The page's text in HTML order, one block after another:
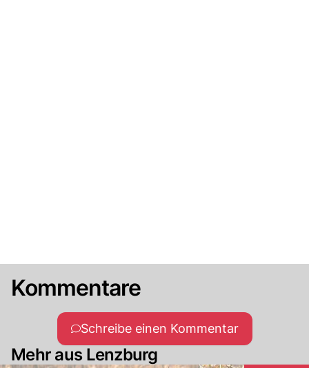
Kommentare
Schreibe einen Kommentar
Mehr aus Lenzburg